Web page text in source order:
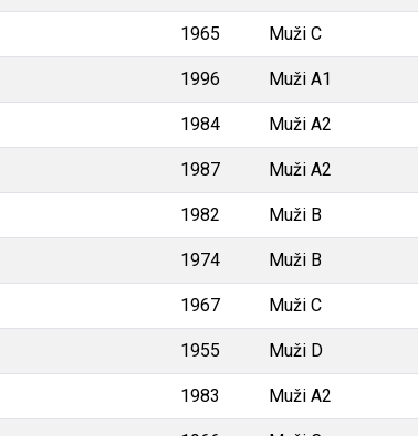
1965 Muži C
1996 Muži A1
1984 Muži A2
1987 Muži A2
1982 Muži B
1974 Muži B
1967 Muži C
1955 Muži D
1983 Muži A2